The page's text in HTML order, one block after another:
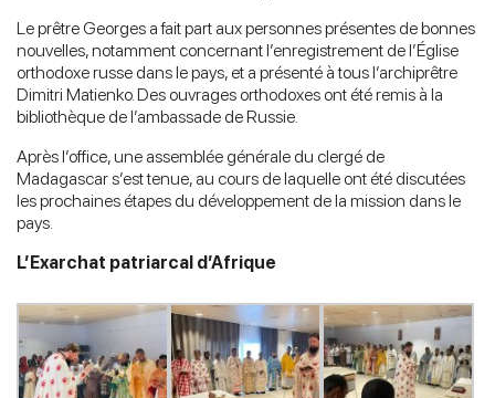
Le prêtre Georges a fait part aux personnes présentes de bonnes
nouvelles, notamment concernant l’enregistrement de l’Église
orthodoxe russe dans le pays, et a présenté à tous l’archiprêtre
Dimitri Matienko. Des ouvrages orthodoxes ont été remis à la
bibliothèque de l’ambassade de Russie.
Après l’office, une assemblée générale du clergé de
Madagascar s’est tenue, au cours de laquelle ont été discutées
les prochaines étapes du développement de la mission dans le
pays.
L’Exarchat patriarcal d’Afrique